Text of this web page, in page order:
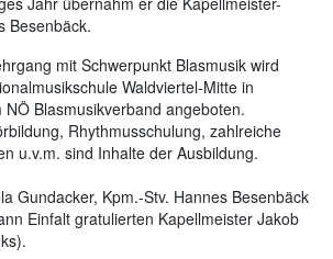
Besenbäck.
mit Schwerpunkt Blasmusik wird
Waldviertel-Mitte in
Blasmusikverband angeboten.
Rhythmusschulung, zahlreiche
u.v.m. sind Inhalte der Ausbildung.
Gundacker, Kpm.-Stv. Hannes Besenbäck
Einfalt gratulierten Kapellmeister Jakob